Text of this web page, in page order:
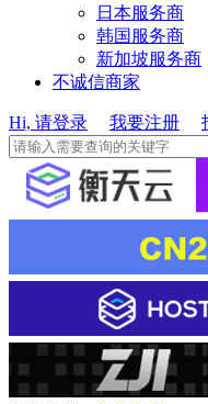
日本服务商
韩国服务商
新加坡服务商
不诚信商家
Hi, 请登录 我要注册